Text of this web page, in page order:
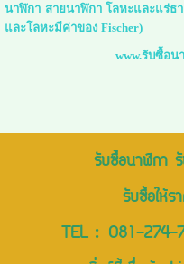
นาฬิกา สายนาฬิกา โลหะและแร่ธ
และโลหะมีค่าของ Fischer)
www.รับซื้อน
รับซื้อนาฬิกา
รับซื้อให้ร
TEL : 081-274-